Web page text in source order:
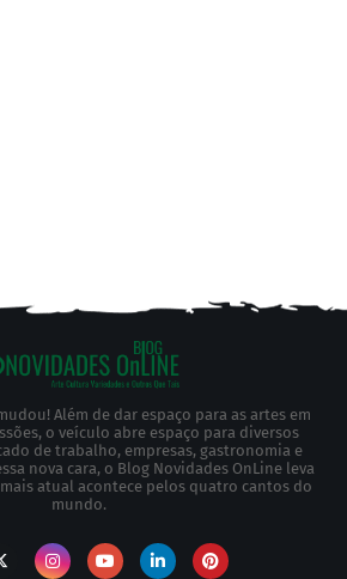
Além de dar espaço para as artes em
o veículo abre espaço para diversos
de trabalho, empresas, gastronomia e
nova cara, o Blog Novidades OnLine leva
atual acontece pelos quatro cantos do
mundo.